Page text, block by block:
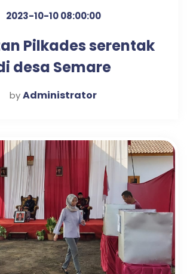
2023-10-10 08:00:00
Pilkades serentak
desa Semare
byAdministrator